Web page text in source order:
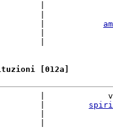
[012a]
|